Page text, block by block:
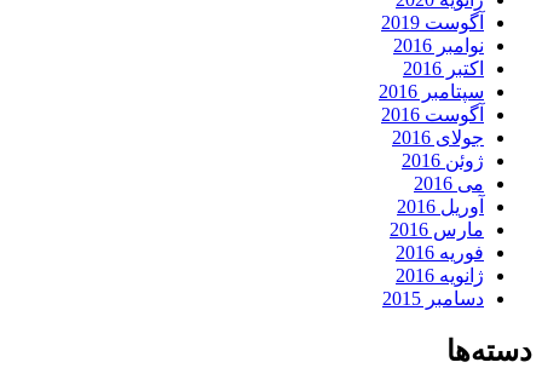
آگوست 2019
نوامبر 2016
اکتبر 2016
سپتامبر 2016
آگوست 2016
جولای 2016
ژوئن 2016
می 2016
آوریل 2016
مارس 2016
فوریه 2016
ژانویه 2016
دسامبر 2015
دسته‌ها